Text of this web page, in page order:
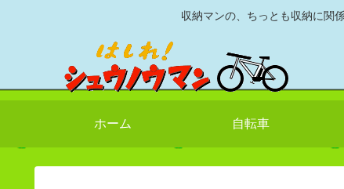
収納マンの、ちっとも収納に関
ホーム 自転車